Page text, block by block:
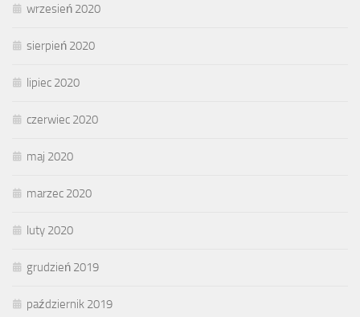
wrzesień 2020
sierpień 2020
lipiec 2020
czerwiec 2020
maj 2020
marzec 2020
luty 2020
grudzień 2019
październik 2019